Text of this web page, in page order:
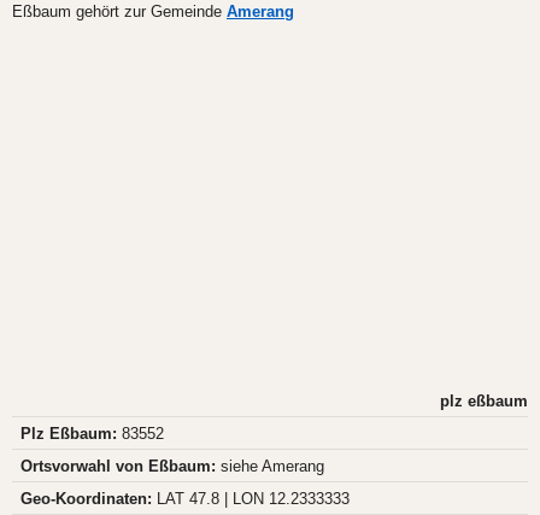
Eßbaum gehört zur Gemeinde Amerang
plz eßbaum
Plz Eßbaum: 83552
Ortsvorwahl von Eßbaum: siehe Amerang
Geo-Koordinaten: LAT 47.8 | LON 12.2333333